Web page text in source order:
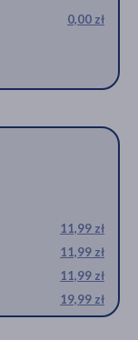
0,00 zł
11,99 zł
11,99 zł
11,99 zł
19,99 zł